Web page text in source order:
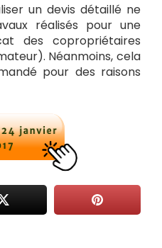
un devis détaillé ne
réalisés pour une
des copropriétaires
Néanmoins, cela
pour des raisons